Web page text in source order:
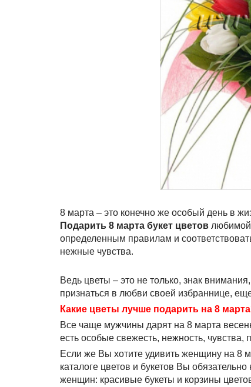
8 марта – это конечно же особый день в
Подарить 8 марта букет цветов любимой
определенным правилам и
нежные чувства.
Ведь цветы – это не только, знак
признаться в любви своей избраннице,
Какие цветы лучше подарить на 8
Все чаще мужчины дарят на 8 марта
есть особые свежесть, нежность,
Если же Вы хотите удивить женщину на 8
каталоге цветов и букетов Вы
женщин: красивые букеты и корзины